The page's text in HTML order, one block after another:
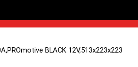
BLACK 12V,513x223x223